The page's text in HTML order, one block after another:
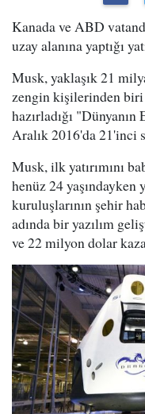
Kanada ve ABD
uzay alanına yaptığı
Musk, yaklaşık 21
zengin kişilerinden
hazırladığı
Aralık 2016'da 21'inci
Musk, ilk yatırımını
henüz 24 yaşındayken
kuruluşlarının şehir
adında bir yazılım
ve 22 milyon dolar